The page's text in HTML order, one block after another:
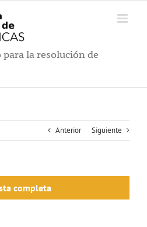
la resolución de
Anterior Siguiente
completa